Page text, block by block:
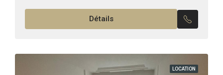
neuf, jamais habité, d’une superficie de 55 m²,
Détails
LOCATION